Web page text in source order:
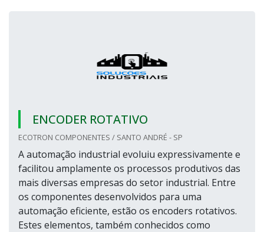
ENCODER ROTATIVO
ECOTRON COMPONENTES / SANTO ANDRÉ - SP
A automação industrial evoluiu expressivamente e
facilitou amplamente os processos produtivos das
mais diversas empresas do setor industrial. Entre
os componentes desenvolvidos para uma
automação eficiente, estão os encoders rotativos.
Estes elementos, também conhecidos como